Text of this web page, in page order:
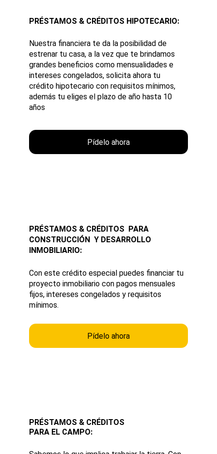
PRÉSTAMOS & CRÉDITOS HIPOTECARIO:
Nuestra financiera te da la posibilidad de
estrenar tu casa, a la vez que te brindamos
grandes beneficios como mensualidades e
intereses congelados, solicita ahora tu
crédito hipotecario con requisitos mínimos,
además tu eliges el plazo de año hasta 10
años
Pídelo ahora
PRÉSTAMOS & CRÉDITOS  PARA
CONSTRUCCIÓN  Y DESARROLLO
INMOBILIARIO:
Con este crédito especial puedes financiar tu
proyecto inmobiliario con pagos mensuales
fijos, intereses congelados y requisitos
mínimos.
Pídelo ahora
PRÉSTAMOS & CRÉDITOS
PARA EL CAMPO: